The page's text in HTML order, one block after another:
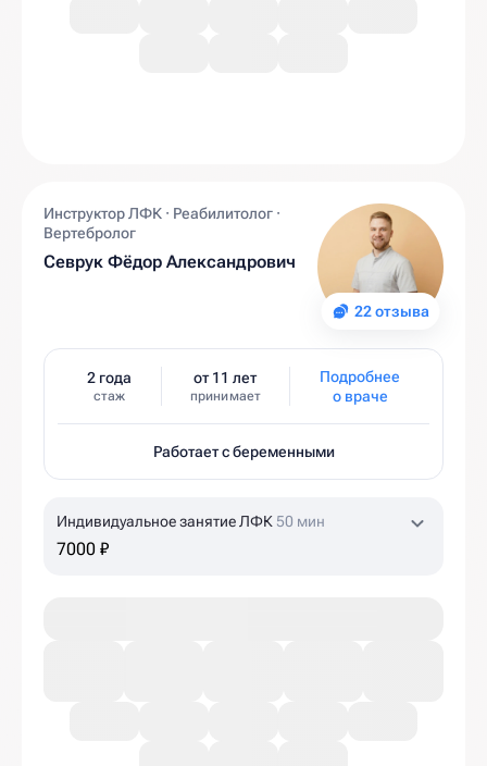
22 отзыва
Инструктор ЛФК · Реабилитолог ·
Вертебролог
Севрук Фёдор Александрович
2 года
стаж
от 11 лет
принимает
Подробнее
о враче
Работает с беременными
Индивидуальное занятие ЛФК 50 мин
7000 ₽